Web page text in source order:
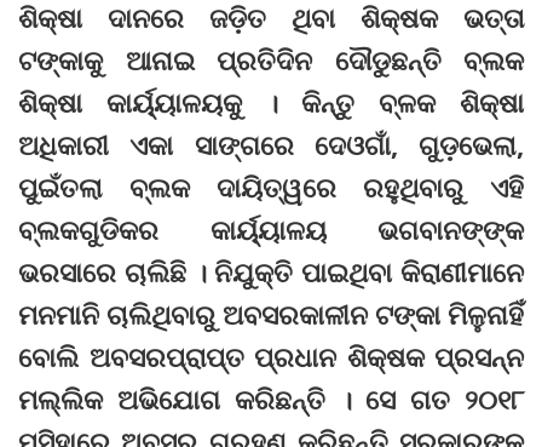
ଶିକ୍ଷା ଦାନରେ ଜଡ଼ିତ ଥିବା ଶିକ୍ଷକ ଭତ୍ତା
ଟଙ୍କାକୁ ଆନାଇ ପ୍ରତିଦିନ ଦୌଡୁଛନ୍ତି ବ୍ଲକ
ଶିକ୍ଷା କାର୍ୟ୍ୟାଳୟକୁ । କିନ୍ତୁ ବ୍ଳକ ଶିକ୍ଷା
ଅଧିକାରୀ ଏକା ସାଙ୍ଗରେ ଦେଓଗାଁ, ଗୁଡ଼ଭେଲା,
ପୁଇଁତଲା ବ୍ଲକ ଦାୟିତ୍ୱରେ ରହୁଥିବାରୁ ଏହି
ବ୍ଲକଗୁଡିକର କାର୍ୟ୍ୟାଳୟ ଭଗବାନଙ୍‌ଙ୍କ
ଭରସାରେ ଚାଲିଛି । ନିଯୁକ୍ତି ପାଇଥିବା କିରାଣୀମାନେ
ମନମାନି ଚାଲିଥିବାରୁ ଅବସରକାଳୀନ ଟଙ୍କା ମିଳୁନାହିଁ
ବୋଲି ଅବସରପ୍ରାପ୍ତ ପ୍ରଧାନ ଶିକ୍ଷକ ପ୍ରସନ୍ନ
ମଲ୍ଲିକ ଅଭିଯୋଗ କରିଛନ୍ତି । ସେ ଗତ ୨୦୧୮